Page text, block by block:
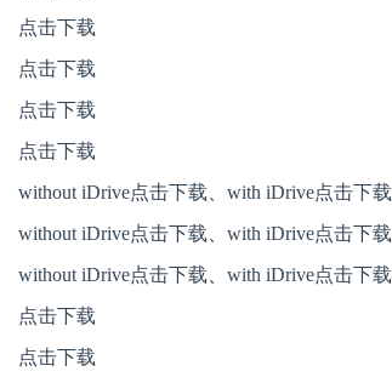
点击下载
点击下载
点击下载
点击下载
without iDrive点击下载
with iDrive点击下载
without iDrive点击下载
with iDrive点击下载
without iDrive点击下载
with iDrive点击下载
点击下载
点击下载